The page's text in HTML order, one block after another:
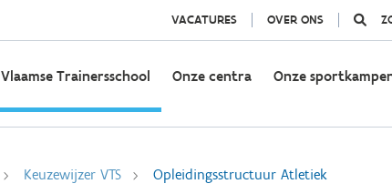
VACATURES OVER ONS
Vlaamse Trainersschool Onze centra Onze
Keuzewijzer VTS Opleidingsstructuur Atletiek